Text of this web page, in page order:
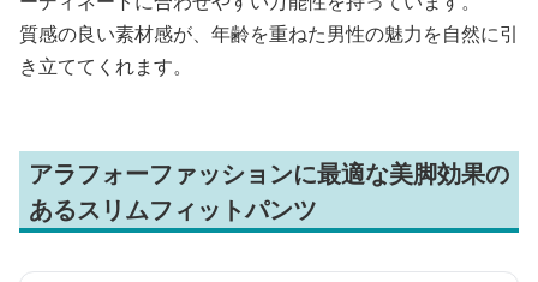
質感の良い素材感が、年齢を重ねた男性の魅力を自然に引
き立ててくれます。
アラフォーファッションに最適な美脚効果の
あるスリムフィットパンツ